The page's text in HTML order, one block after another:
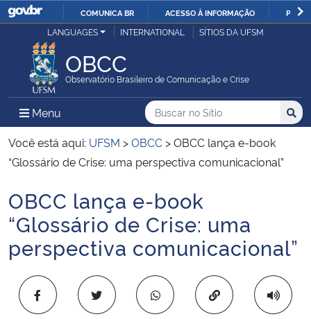
IR
COMUNICA BR ACESSO À INFORMAÇÃO
Ministério da Justiça e Segurança Pública
Ministério da Defesa
Ministério das Relações Exteriores
Ministério da Infraestrutura
Ministério da Agricultura, Pecuária e Abastecimento
Ministério da Educação
LANGUAGES INTERNATIONAL SÍTIOS DA UFSM
OBCC
Observatório Brasileiro de Comunicação e Crise
Menu Menu Principal do Sítio
Busca
Buscar no no Sítio
Busca:
Você está aqui: UFSM >OBCC >OBCC lança e-book
“Glossário de Crise: uma perspectiva comunicacional”
Início do conteúdo
OBCC lança e-book
“Glossário de Crise: uma
perspectiva comunicacional”
Copiar para área